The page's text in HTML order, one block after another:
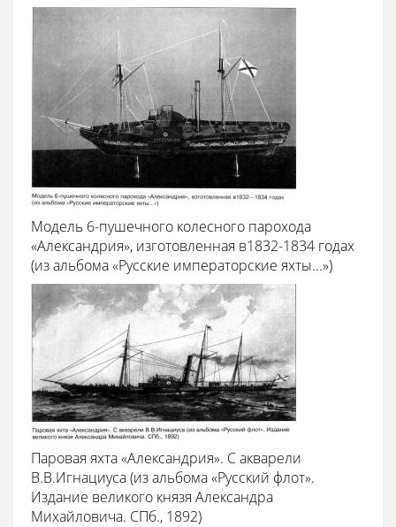
Модель 6-пушечного колесного парохода
«Александрия», изготовленная в1832-1834 годах
(из альбома «Русские императорские яхты...»)
Паровая яхта «Александрия». С акварели
В.В.Игнациуса (из альбома «Русский флот».
Издание великого князя Александра
Михайловича. СПб., 1892)